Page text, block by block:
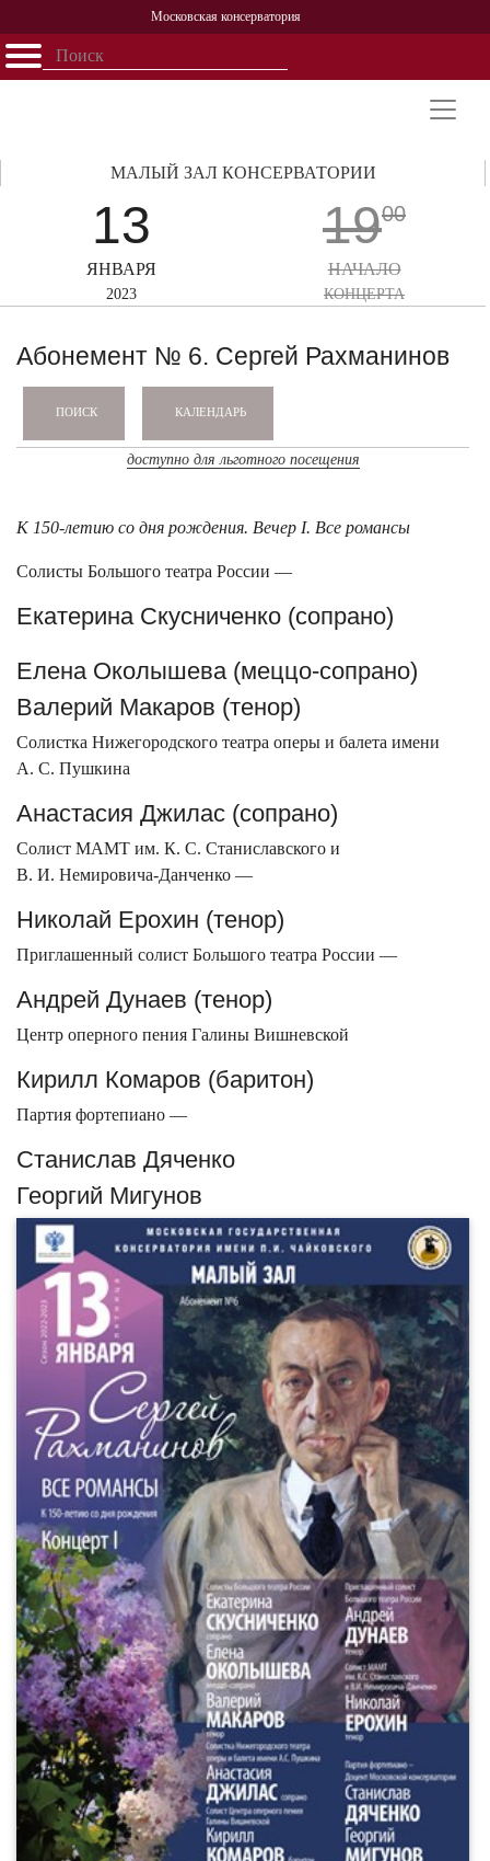
Московская консерватория
Открыть - закрыть
Персоналии
История
13
ЯНВАРЯ
2023
МАЛЫЙ ЗАЛ КОНСЕРВАТОРИИ
1900
НАЧАЛО
КОНЦЕРТА
Абонемент № 6. Сергей Рахманинов
ПОИСК КАЛЕНДАРЬ
доступно для льготного посещения
К 150-летию со дня рождения. Вечер I. Все романсы
Солисты Большого театра России —
Екатерина Скусниченко (сопрано)
Елена Околышева (меццо-сопрано)
Валерий Макаров (тенор)
Солистка Нижегородского театра оперы и балета имени
А. С. Пушкина
Анастасия Джилас (сопрано)
Солист МАМТ им. К. С. Станиславского и
В. И. Немировича-Данченко —
Николай Ерохин (тенор)
Приглашенный солист Большого театра России —
Андрей Дунаев (тенор)
Центр оперного пения Галины Вишневской
Кирилл Комаров (баритон)
Партия фортепиано —
Станислав Дяченко
Георгий Мигунов